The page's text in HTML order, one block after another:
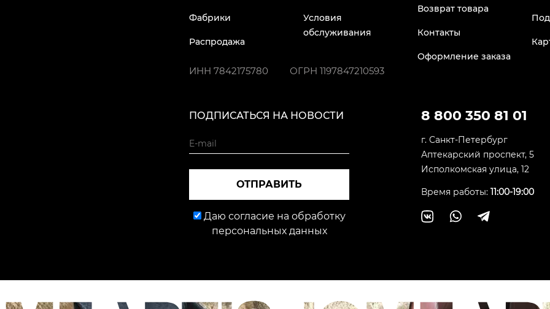
Фабрики
Распродажа
Условия
обслуживания
Возврат товара
Контакты
Оформление заказа
ИНН 7842175780 ОГРН 1197847210593
8 800 350 81 01
г. Санкт-Петербург
Аптекарский проспект, 5
Исполкомская улица, 12
Время работы: 11:00-19:00
ПОДПИСАТЬСЯ НА НОВОСТИ
ОТПРАВИТЬ
Даю согласие на обработку
персональных данных